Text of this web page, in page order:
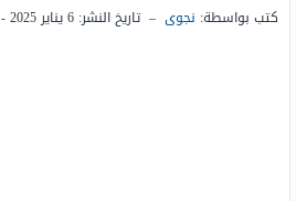
كتب بواسطة: نجوى – تاريخ النشر: 6 يناير 2025 - 11:49م